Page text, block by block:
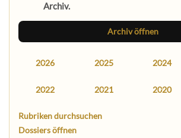
Archiv.
Archiv öffnen
2026 2025 2024
2022 2021 2020
Rubriken durchsuchen
Dossiers öffnen